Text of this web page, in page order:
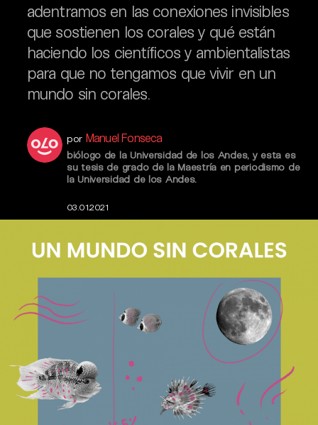
adentramos en las conexiones invisibles
que sostienen los corales y qué están
haciendo los científicos y ambientalistas
para que no tengamos que vivir en un
mundo sin corales.
por Manuel Fonseca
biólogo de la Universidad de los Andes, y esta es
su tesis de grado de la Maestría en periodismo de
la Universidad de los Andes.
03.01.2021